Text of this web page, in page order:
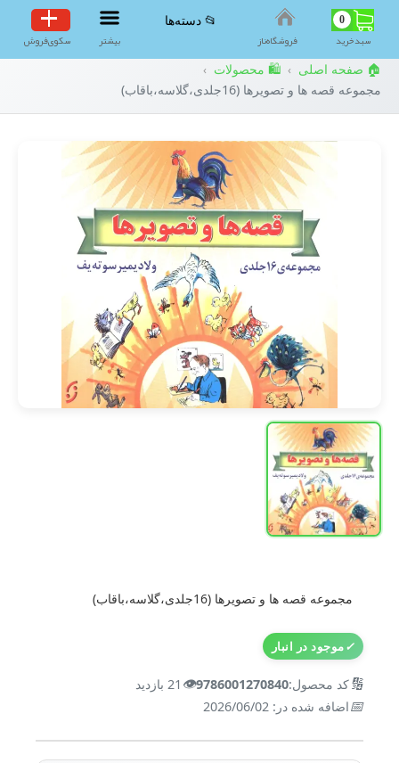
0
سبد‌خرید فروشگاه‌ناز
📂 دسته‌ها
بیشتر سکوی‌فروش
🏠 صفحه اصلی › 🛍️ محصولات ›
مجموعه قصه ها و تصویرها (16جلدی،گلاسه،باقاب)
مجموعه قصه ها و تصویرها (16جلدی،گلاسه،باقاب)
✓موجود در انبار
🔢کد محصول:9786001270840
👁️ 21 بازدید
📅اضافه شده در: 2026/06/02